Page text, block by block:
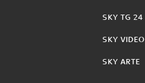
SKY TG 24
SKY VIDEO
SKY ARTE